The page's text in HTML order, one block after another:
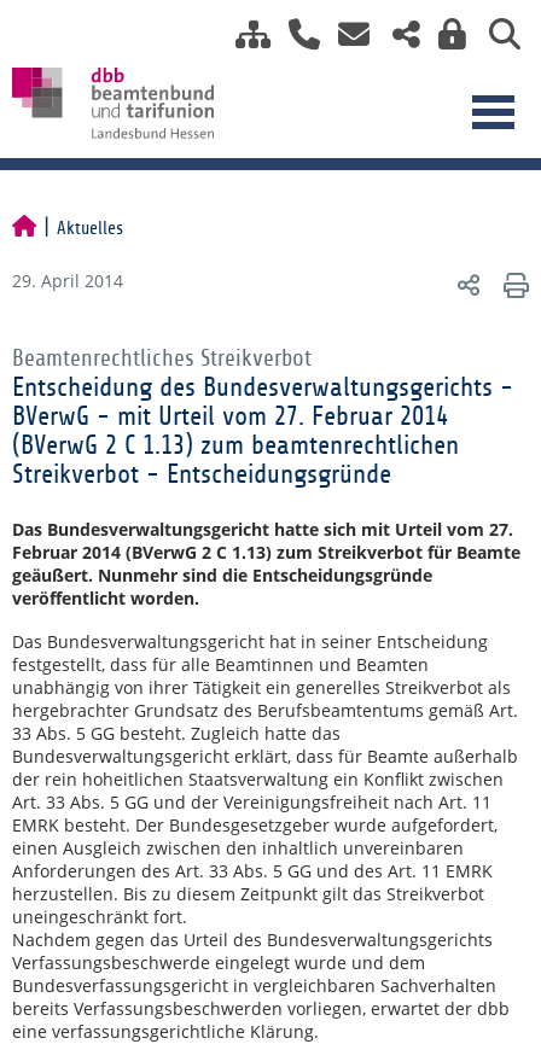
Aktuelles
29. April 2014
Beamtenrechtliches Streikverbot
Entscheidung des Bundesverwaltungsgerichts -
BVerwG - mit Urteil vom 27. Februar 2014
(BVerwG 2 C 1.13) zum beamtenrechtlichen
Streikverbot - Entscheidungsgründe
Das Bundesverwaltungsgericht hatte sich mit Urteil vom 27.
Februar 2014 (BVerwG 2 C 1.13) zum Streikverbot für Beamte
geäußert. Nunmehr sind die Entscheidungsgründe
veröffentlicht worden.
Das Bundesverwaltungsgericht hat in seiner Entscheidung
festgestellt, dass für alle Beamtinnen und Beamten
unabhängig von ihrer Tätigkeit ein generelles Streikverbot als
hergebrachter Grundsatz des Berufsbeamtentums gemäß Art.
33 Abs. 5 GG besteht. Zugleich hatte das
Bundesverwaltungsgericht erklärt, dass für Beamte außerhalb
der rein hoheitlichen Staatsverwaltung ein Konflikt zwischen
Art. 33 Abs. 5 GG und der Vereinigungsfreiheit nach Art. 11
EMRK besteht. Der Bundesgesetzgeber wurde aufgefordert,
einen Ausgleich zwischen den inhaltlich unvereinbaren
Anforderungen des Art. 33 Abs. 5 GG und des Art. 11 EMRK
herzustellen. Bis zu diesem Zeitpunkt gilt das Streikverbot
uneingeschränkt fort.
Nachdem gegen das Urteil des Bundesverwaltungsgerichts
Verfassungsbeschwerde eingelegt wurde und dem
Bundesverfassungsgericht in vergleichbaren Sachverhalten
bereits Verfassungsbeschwerden vorliegen, erwartet der dbb
eine verfassungsgerichtliche Klärung.